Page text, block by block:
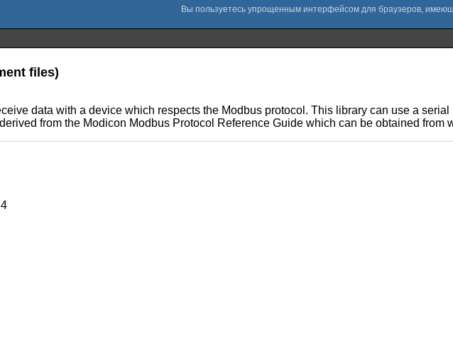
files)
data with a device which respects the Modbus protocol. This library can use a
from the Modicon Modbus Protocol Reference Guide which can be obtained from